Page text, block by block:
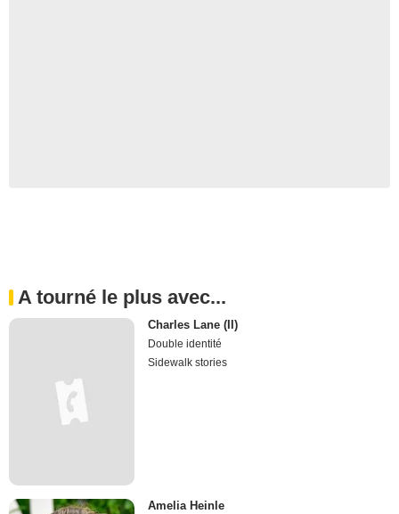
A tourné le plus avec...
Charles Lane (II)
Double identité
Sidewalk stories
Amelia Heinle